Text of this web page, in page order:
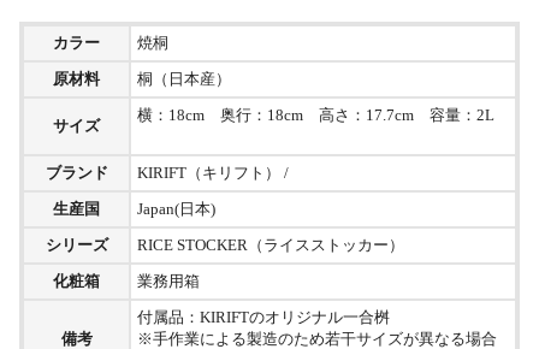
カラー
焼桐
原材料
桐（日本産）
サイズ
横：18cm 奥行：18cm 高さ：17.7cm 容量：2L
ブランド
KIRIFT（キリフト） /
生産国
Japan(日本)
シリーズ
RICE STOCKER（ライスストッカー）
化粧箱
業務用箱
備考
付属品：KIRIFTのオリジナル一合桝
※手作業による製造のため若干サイズが異なる場合